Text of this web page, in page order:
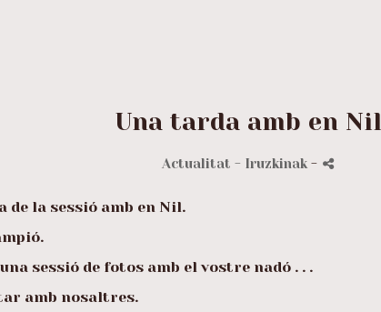
Una tarda amb en Nil
Actualitat - Iruzkinak -
de la sessió amb en Nil.
sessió de fotos amb el vostre nadó . . .
amb nosaltres.